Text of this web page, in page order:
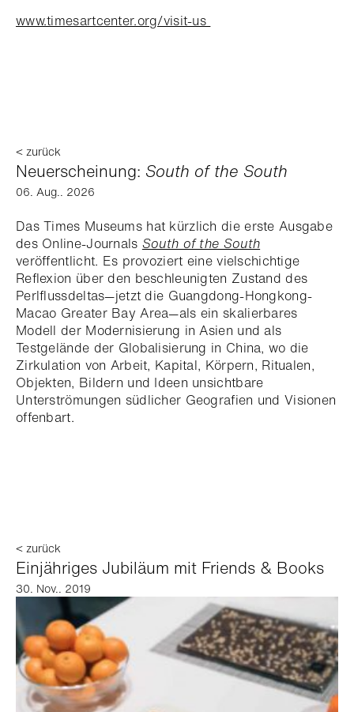
www.timesartcenter.org/visit-us
< zurück
Neuerscheinung: South of the South
06. Aug.. 2026
Das Times Museums hat kürzlich die erste Ausgabe
des Online-Journals South of the South
veröffentlicht. Es provoziert eine vielschichtige
Reflexion über den beschleunigten Zustand des
Perlflussdeltas—jetzt die Guangdong-Hongkong-
Macao Greater Bay Area—als ein skalierbares
Modell der Modernisierung in Asien und als
Testgelände der Globalisierung in China, wo die
Zirkulation von Arbeit, Kapital, Körpern, Ritualen,
Objekten, Bildern und Ideen unsichtbare
Unterströmungen südlicher Geografien und Visionen
offenbart.
< zurück
Einjähriges Jubiläum mit Friends & Books
30. Nov.. 2019